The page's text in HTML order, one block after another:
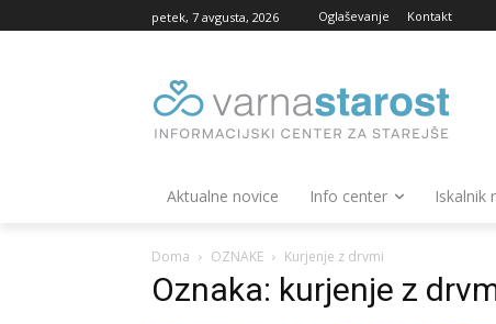
petek, 7 avgusta, 2026 Oglaševanje Kontakt
Aktualne novice Info center Iskalnik
Doma OZNAKE Kurjenje z drvmi
Oznaka: kurjenje z